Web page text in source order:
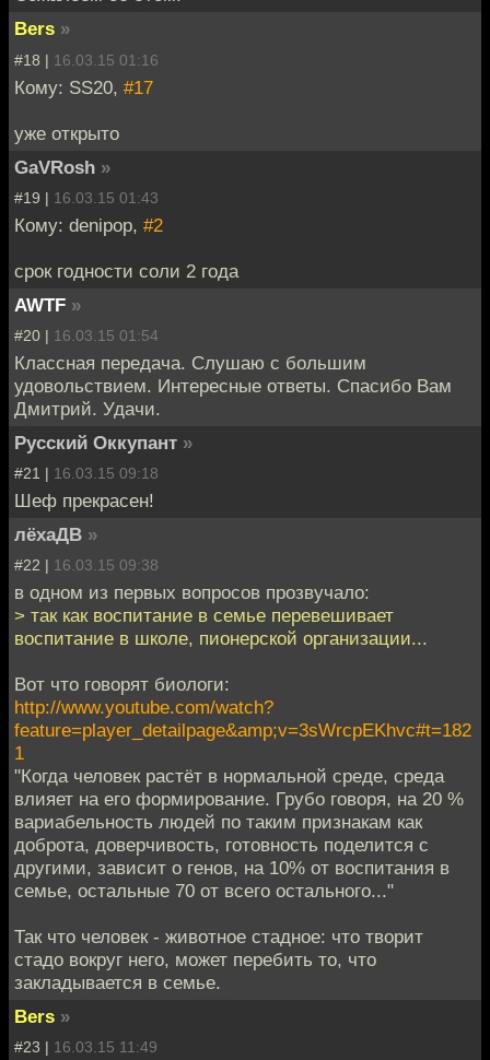
Bers »
#18 | 16.03.15 01:16
Кому: SS20, #17
уже открыто
GaVRosh »
#19 | 16.03.15 01:43
Кому: denipop, #2
срок годности соли 2 года
AWTF »
#20 | 16.03.15 01:54
Классная передача. Слушаю с большим
удовольствием. Интересные ответы. Спасибо Вам
Дмитрий. Удачи.
Русский Оккупант »
#21 | 16.03.15 09:18
Шеф прекрасен!
лёхаДВ »
#22 | 16.03.15 09:38
в одном из первых вопросов прозвучало:
> так как воспитание в семье перевешивает
воспитание в школе, пионерской организации...
Вот что говорят биологи:
http://www.youtube.com/watch?
feature=player_detailpage&amp;v=3sWrcpEKhvc#t=182
1
"Когда человек растёт в нормальной среде, среда
влияет на его формирование. Грубо говоря, на 20 %
вариабельность людей по таким признакам как
доброта, доверчивость, готовность поделится с
другими, зависит о генов, на 10% от воспитания в
семье, остальные 70 от всего остального..."
Так что человек - животное стадное: что творит
стадо вокруг него, может перебить то, что
закладывается в семье.
Bers »
#23 | 16.03.15 11:49